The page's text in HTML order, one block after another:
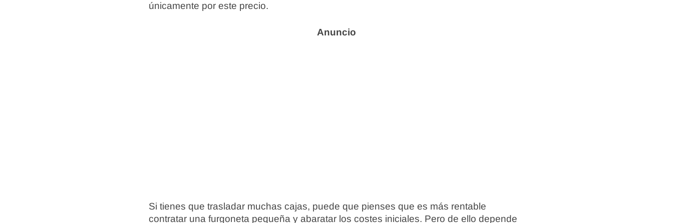
únicamente por este precio.
Si tienes que trasladar muchas cajas, puede que pienses que es más rentable
contratar una furgoneta pequeña y abaratar los costes iniciales. Pero de ello depende